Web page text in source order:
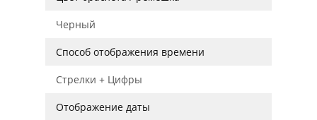
Черный
Способ отображения времени
Стрелки + Цифры
Отображение даты